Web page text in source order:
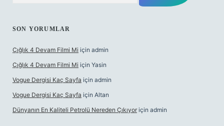
SON YORUMLAR
Çığlık 4 Devam Filmi Mi için admin
Çığlık 4 Devam Filmi Mi için Yasin
Vogue Dergisi Kaç Sayfa için admin
Vogue Dergisi Kaç Sayfa için Altan
Dünyanın En Kaliteli Petrolü Nereden Çıkıyor için admin